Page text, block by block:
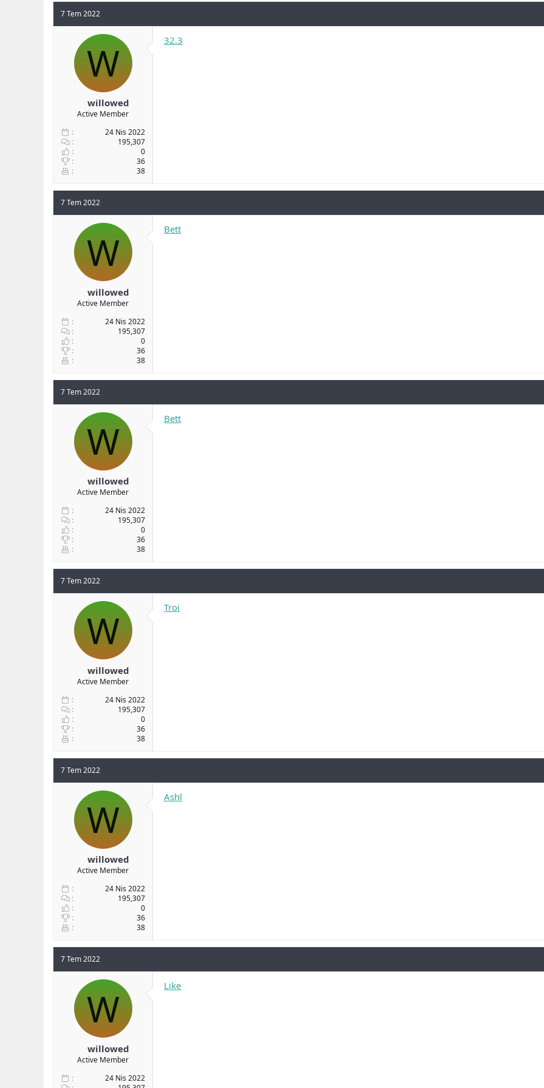
7 Tem 2022
W
willowed
Active Member
24 Nis 2022
195,307
0
36
38
32.3
7 Tem 2022
W
willowed
Active Member
24 Nis 2022
195,307
0
36
38
Bett
7 Tem 2022
W
willowed
Active Member
24 Nis 2022
195,307
0
36
38
Bett
7 Tem 2022
W
willowed
Active Member
24 Nis 2022
195,307
0
36
38
Troi
7 Tem 2022
W
willowed
Active Member
24 Nis 2022
195,307
0
36
38
Ashl
7 Tem 2022
W
willowed
Active Member
24 Nis 2022
Like